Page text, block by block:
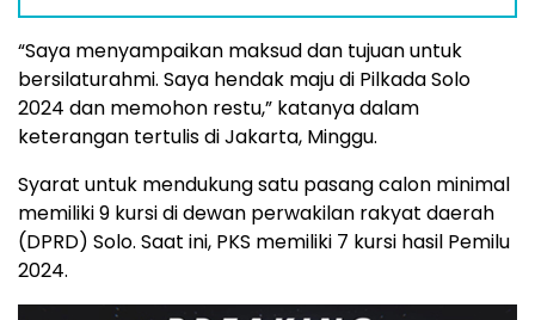
“Saya menyampaikan maksud dan tujuan untuk
bersilaturahmi. Saya hendak maju di Pilkada Solo
2024 dan memohon restu,” katanya dalam
keterangan tertulis di Jakarta, Minggu.
Syarat untuk mendukung satu pasang calon minimal
memiliki 9 kursi di dewan perwakilan rakyat daerah
(DPRD) Solo. Saat ini, PKS memiliki 7 kursi hasil Pemilu
2024.